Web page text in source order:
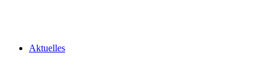
Aktuelles